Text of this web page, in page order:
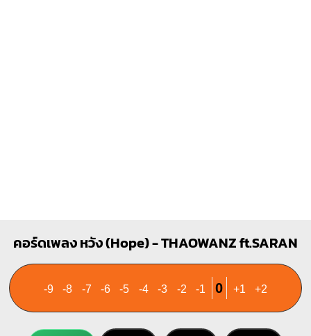
คอร์ดเพลง หวัง (Hope) - THAOWANZ ft.SARAN
-9 -8 -7 -6 -5 -4 -3 -2 -1 0 +1 +2